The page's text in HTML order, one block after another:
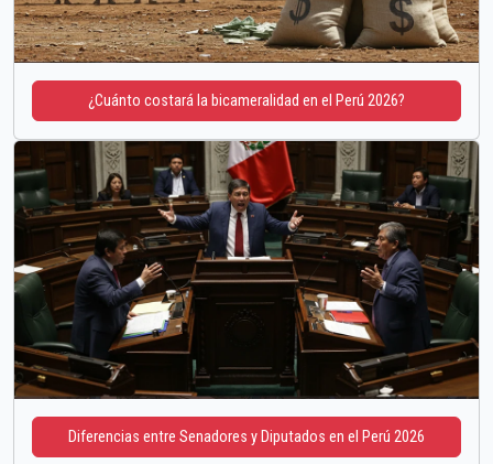
¿Cuánto costará la bicameralidad en el Perú 2026?
Diferencias entre Senadores y Diputados en el Perú 2026